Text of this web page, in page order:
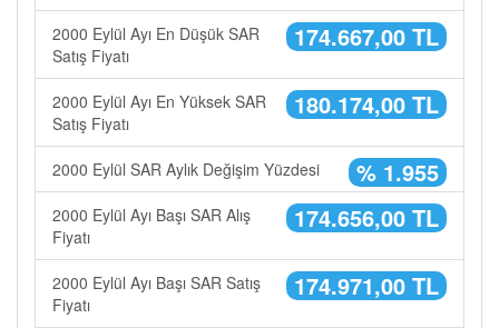
174.667,00 TL
2000 Eylül Ayı En Düşük SAR
Satış Fiyatı
180.174,00 TL
2000 Eylül Ayı En Yüksek SAR
Satış Fiyatı
% 1.955
2000 Eylül SAR Aylık Değişim Yüzdesi
174.656,00 TL
2000 Eylül Ayı Başı SAR Alış
Fiyatı
174.971,00 TL
2000 Eylül Ayı Başı SAR Satış
Fiyatı